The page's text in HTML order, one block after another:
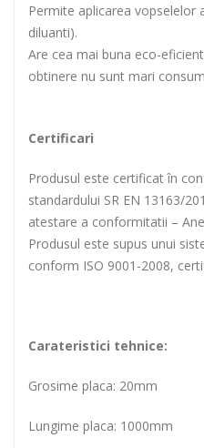
Permite aplicarea vopselelor
diluanti).
Are cea mai buna eco-
obtinere nu sunt mari
Certificari
Produsul este certificat în
standardului SR EN 13163/
atestare a conformitatii –
Produsul este supus unui
conform ISO 9001-2008,
Carateristici tehnice:
Grosime placa: 20mm
Lungime placa: 1000mm